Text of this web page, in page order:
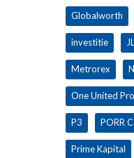
Globalworth
investitie
Metrorex
One United
P3 PORR
Prime Kapital